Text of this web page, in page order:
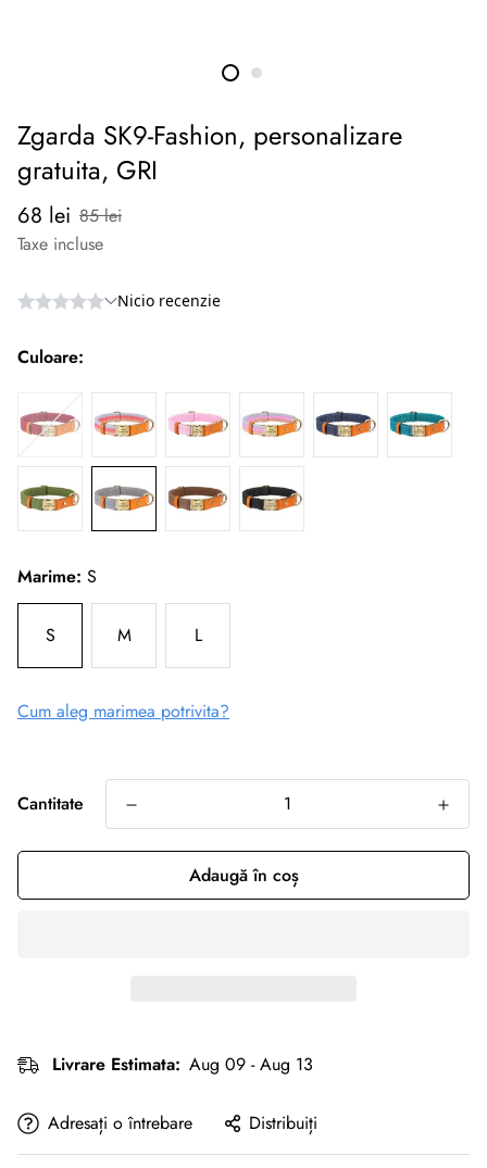
Zgarda SK9-Fashion, personalizare
gratuita, GRI
Preț
redus
68 lei
Preț
normal
85 lei
Taxe incluse
Culoare:
Marime: S
S M L
Cum aleg marimea potrivita?
Cantitate
Adaugă în coș
Livrare Estimata: Aug 09 - Aug 13
Adresați o întrebare Distribuiți